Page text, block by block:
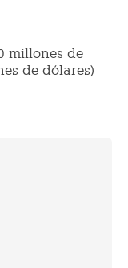
millones de
de dólares)